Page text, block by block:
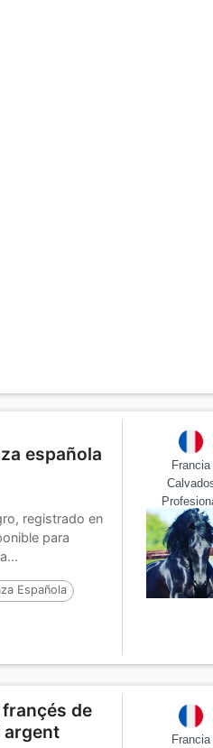
española
registrado en
para
Española
Francia
de
argent
Francia